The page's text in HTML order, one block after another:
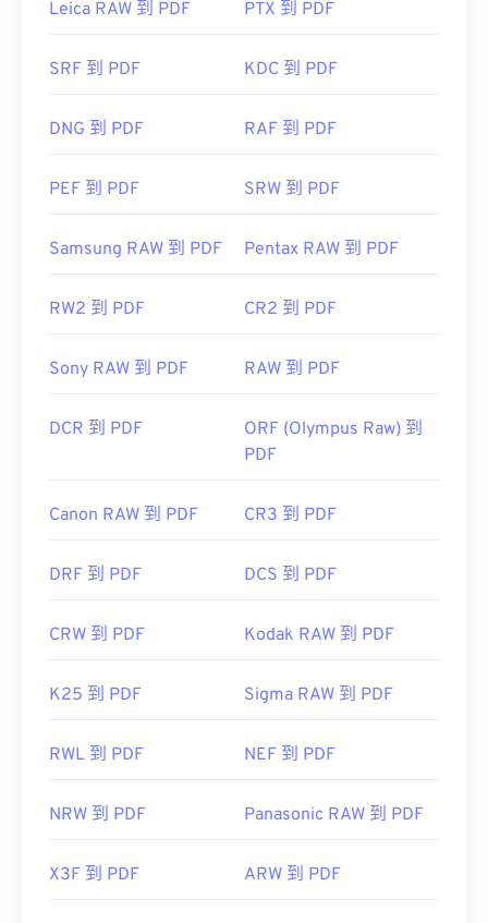
初始發布日期：
1993年6月15日
https://acrobat.adobe.com/us/en/why-
Leica RAW 到 PDF PTX 到 PDF
SRF 到 PDF KDC 到 PDF
DNG 到 PDF RAF 到 PDF
PEF 到 PDF SRW 到 PDF
Samsung RAW 到 PDF Pentax RAW 到 PDF
RW2 到 PDF CR2 到 PDF
Sony RAW 到 PDF RAW 到 PDF
DCR 到 PDF
ORF (Olympus Raw) 到
PDF
Canon RAW 到 PDF CR3 到 PDF
DRF 到 PDF DCS 到 PDF
CRW 到 PDF Kodak RAW 到 PDF
K25 到 PDF Sigma RAW 到 PDF
RWL 到 PDF NEF 到 PDF
NRW 到 PDF Panasonic RAW 到 PDF
X3F 到 PDF ARW 到 PDF